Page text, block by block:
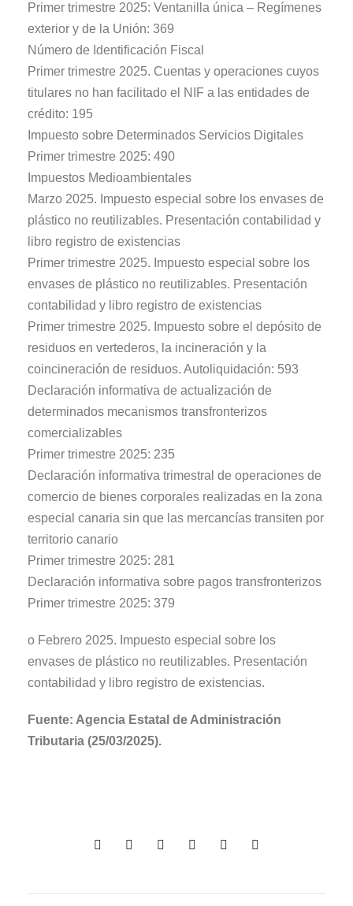
Primer trimestre 2025: Ventanilla única – Regímenes
exterior y de la Unión: 369
Número de Identificación Fiscal
Primer trimestre 2025. Cuentas y operaciones cuyos
titulares no han facilitado el NIF a las entidades de
crédito: 195
Impuesto sobre Determinados Servicios Digitales
Primer trimestre 2025: 490
Impuestos Medioambientales
Marzo 2025. Impuesto especial sobre los envases de
plástico no reutilizables. Presentación contabilidad y
libro registro de existencias
Primer trimestre 2025. Impuesto especial sobre los
envases de plástico no reutilizables. Presentación
contabilidad y libro registro de existencias
Primer trimestre 2025. Impuesto sobre el depósito de
residuos en vertederos, la incineración y la
coincineración de residuos. Autoliquidación: 593
Declaración informativa de actualización de
determinados mecanismos transfronterizos
comercializables
Primer trimestre 2025: 235
Declaración informativa trimestral de operaciones de
comercio de bienes corporales realizadas en la zona
especial canaria sin que las mercancías transiten por
territorio canario
Primer trimestre 2025: 281
Declaración informativa sobre pagos transfronterizos
Primer trimestre 2025: 379
o Febrero 2025. Impuesto especial sobre los
envases de plástico no reutilizables. Presentación
contabilidad y libro registro de existencias.
Fuente: Agencia Estatal de Administración
Tributaria (25/03/2025).